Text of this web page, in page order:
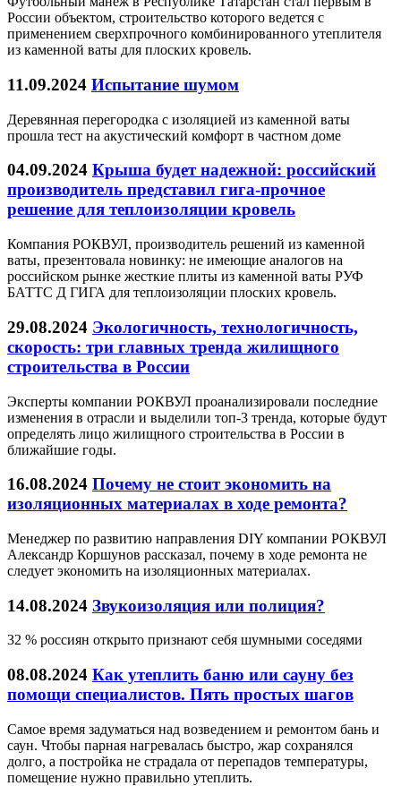
России объектом, строительство которого ведется с
применением сверхпрочного комбинированного утеплителя
из каменной ваты для плоских кровель.
11.09.2024 Испытание шумом
Деревянная перегородка с изоляцией из каменной ваты
прошла тест на акустический комфорт в частном доме
04.09.2024 Крыша будет надежной: российский
производитель представил гига-прочное
решение для теплоизоляции кровель
Компания РОКВУЛ, производитель решений из каменной
ваты, презентовала новинку: не имеющие аналогов на
российском рынке жесткие плиты из каменной ваты РУФ
БАТТС Д ГИГА для теплоизоляции плоских кровель.
29.08.2024 Экологичность, технологичность,
скорость: три главных тренда жилищного
строительства в России
Эксперты компании РОКВУЛ проанализировали последние
изменения в отрасли и выделили топ-3 тренда, которые будут
определять лицо жилищного строительства в России в
ближайшие годы.
16.08.2024 Почему не стоит экономить на
изоляционных материалах в ходе ремонта?
Менеджер по развитию направления DIY компании РОКВУЛ
Александр Коршунов рассказал, почему в ходе ремонта не
следует экономить на изоляционных материалах.
14.08.2024 Звукоизоляция или полиция?
32 % россиян открыто признают себя шумными соседями
08.08.2024 Как утеплить баню или сауну без
помощи специалистов. Пять простых шагов
Самое время задуматься над возведением и ремонтом бань и
саун. Чтобы парная нагревалась быстро, жар сохранялся
долго, а постройка не страдала от перепадов температуры,
помещение нужно правильно утеплить.